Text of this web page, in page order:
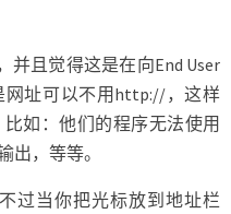
并且觉得这是在向End User
网址可以不用http://，这样
如：他们的程序无法使用
，等等。
过当你把光标放到地址栏